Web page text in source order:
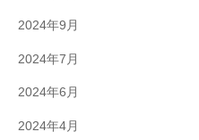
2024年9月
2024年7月
2024年6月
2024年4月